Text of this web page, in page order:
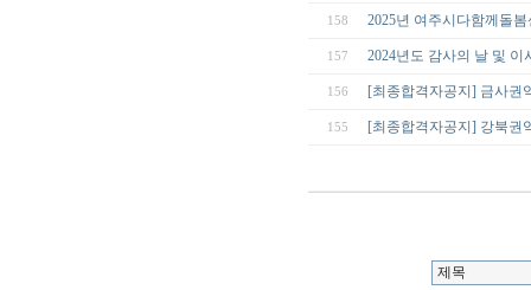
158 2025년 여주시다함께돌
157 2024년도 감사의 날 및 이
156 [최종합격자공지] 금사
155 [최종합격자공지] 강북